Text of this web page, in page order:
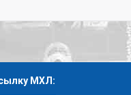
МХЛ: